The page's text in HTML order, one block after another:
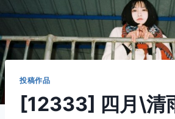
投稿作品
[12333] 四月\清